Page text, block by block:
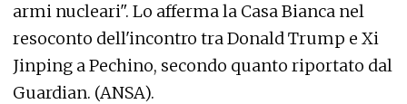
armi nucleari". Lo afferma la Casa Bianca nel
resoconto dell'incontro tra Donald Trump e Xi
Jinping a Pechino, secondo quanto riportato dal
Guardian. (ANSA).